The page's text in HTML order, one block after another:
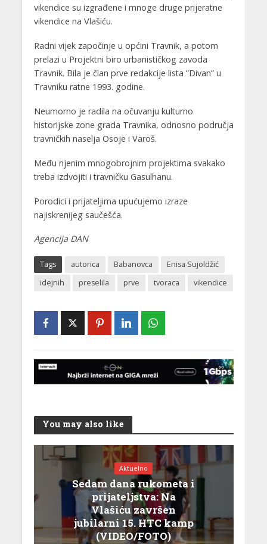
vikendice su izgrađene i mnoge druge prijeratne
vikendice na Vlašiću.
Radni vijek započinje u općini Travnik, a potom
prelazi u Projektni biro urbanističkog zavoda
Travnik. Bila je član prve redakcije lista “Divan” u
Travniku ratne 1993. godine.
Neumorno je radila na očuvanju kulturno
historijske zone grada Travnika, odnosno područja
travničkih naselja Osoje i Varoš.
Među njenim mnogobrojnim projektima svakako
treba izdvojiti i travničku Gasulhanu.
Porodici i prijateljima upućujemo izraze
najiskrenijeg saučešća.
Agencija DAN
Tags autorica Babanovca
Enisa Sujoldžić
idejnih
preselila prve tvoraca vikendice
You may also like
Aktuelno
Sedam dana rukometa i
prijateljstva: Na
Vlašiću završen
jubilarni 15. HTC kamp
(VIDEO/FOTO)